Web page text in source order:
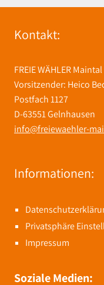
Kontakt:
FREIE WÄHLER Maintal
Vorsitzender: Heico
Postfach 1127
D-63551 Gelnhausen
info@freiewaehler-
Informationen:
Privatsphäre
Impressum
Soziale Medien: